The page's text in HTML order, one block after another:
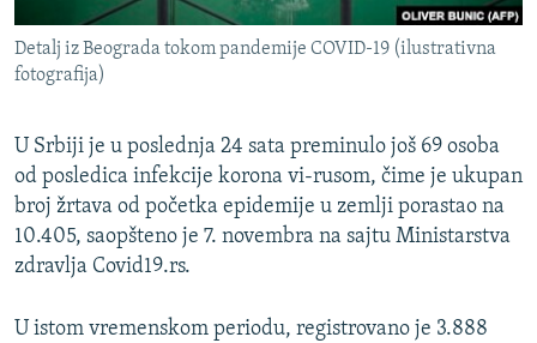
VIŠE OD NASLOVA
GENOCID U SREBRENICI
TV LIBERTY
POST SCRIPTUM
MOJA EVROPA
TRI DECENIJE OD RATA U BIH
SVE KARTE DEJTONA
PRATITE NAS
Sve RFE/RL stranice
Detalj iz Beograda tokom pandemije COVID-19 (ilustrativna
fotografija)
U Srbiji je u poslednja 24 sata preminulo još 69 osoba
od posledica infekcije korona vi-rusom, čime je ukupan
broj žrtava od početka epidemije u zemlji porastao na
10.405, saopšteno je 7. novembra na sajtu Ministarstva
zdravlja Covid19.rs.
U istom vremenskom periodu, registrovano je 3.888